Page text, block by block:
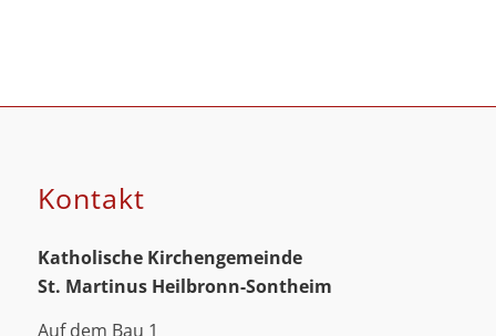
Kontakt
Katholische Kirchengemeinde
St. Martinus Heilbronn-Sontheim
Auf dem Bau 1